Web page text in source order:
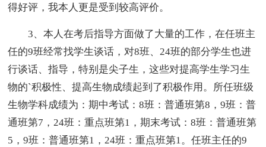
得好评，我本人更是受到较高评价。
3、本人在考后指导方面做了大量的工作，在任班主
任的9班经常找学生谈话，对8班、24班的部分学生也进
行谈话、指导，特别是尖子生，这些对提高学生学习生
物的`积极性、提高生物成绩起到了积极作用。所任班级
生物学科成绩为：期中考试：8班：普通班第8，9班：普
通班第7，24班：重点班第1，期末考试：8班：普通班第
5，9班：普通班第1，24班：重点班第1。任班主任的9